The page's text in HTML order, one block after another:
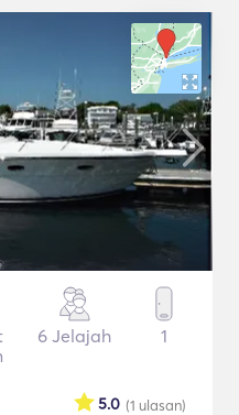
6 Jelajah 1
(1 ulasan)
5.0